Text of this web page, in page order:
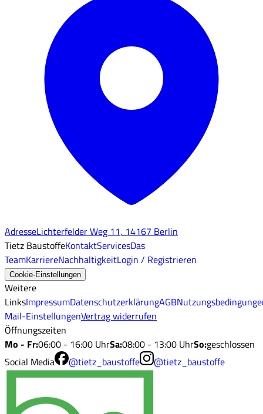
AdresseLichterfelder Weg 11, 14167 Berlin
Tietz BaustoffeKontaktServicesDas
TeamKarriereNachhaltigkeitLogin / Registrieren
Cookie-Einstellungen
Weitere
LinksImpressumDatenschutzerklärungAGB
Mail-EinstellungenVertrag widerrufen
Öffnungszeiten
Mo - Fr:06:00 - 16:00 UhrSa:08:00 - 13:00 UhrSo:geschlossen
Social Media
@tietz_baustoffe @tietz_baustoffe